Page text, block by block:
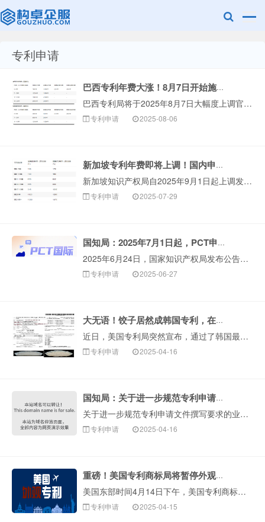
产权有限公司
专利申请
巴西专利年费大涨！8月7日开始施行！
巴西专利局将于2025年8月7日大幅度上调官费，其中发明专利官费最高涨幅接近40%，实用新型及外观设计官费最高涨幅接近50%。此外，巴西官费的减免比例···
专利申请 2025-08-06
新加坡专利年费即将上调！国内申请人如何应对？
新加坡知识产权局自2025年9月1日起上调发明专利年费，具体调整情况如下：国内申请人可从以下几个方面应对：一、费用规划方面（1）提前缴纳年费：对于已有···
专利申请 2025-07-29
国知局：2025年7月1日起，PCT申请国际阶段费用上涨！
2025年6月24日，国家知识产权局发布公告，自2025年7月1日起将执行新的PCT申请国际阶段人民币费用标准。与2025年1月1日起执行的现行标准相···
专利申请 2025-06-27
大无语！饺子居然成韩国专利，在美国获批！
近日，美国专利局突然宣布，通过了韩国最大食品企业CJ申请的饺子外观专利，承认饺子的外观由韩国人发明！中国网友：？？？？？？我们从小吃到大的饺子，有30···
专利申请 2025-04-16
国知局：关于进一步规范专利申请文件撰写要求的业务提醒
关于进一步规范专利申请文件撰写要求的业务提醒为进一步提高专利申请文件的规范性，节约申请获权程序，依据《专利审查指南》相关规定，对专利申请文件的撰写作出···
专利申请 2025-04-16
重磅！美国专利商标局将暂停外观设计申请的加速审查
美国东部时间4月14日下午，美国专利商标局（USPTO）突然通知将于2025年4月17日起关闭其外观专利申请的加速审查（expedited exami···
专利申请 2025-04-15